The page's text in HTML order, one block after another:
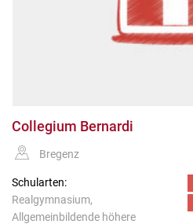
Collegium Bernardi
Bregenz
Schularten:
Realgymnasium,
Allgemeinbildende höhere